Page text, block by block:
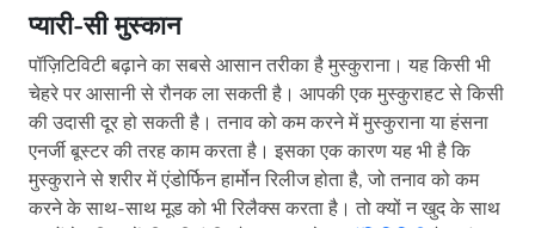
प्यारी-सीमुस्कान
पॉज़िटिविटी बढ़ाने का सबसे आसान तरीका है मुस्कुराना। यह किसी भी
चेहरे पर आसानी से रौनक ला सकती है। आपकी एक मुस्कुराहट से किसी
की उदासी दूर हो सकती है। तनाव को कम करने में मुस्कुराना या हंसना
एनर्जी बूस्टर की तरह काम करता है। इसका एक कारण यह भी है कि
मुस्कुराने से शरीर में एंडोर्फिन हार्मोन रिलीज होता है, जो तनाव को कम
करने के साथ-साथ मूड को भी रिलैक्स करता है। तो क्यों न खुद के साथ